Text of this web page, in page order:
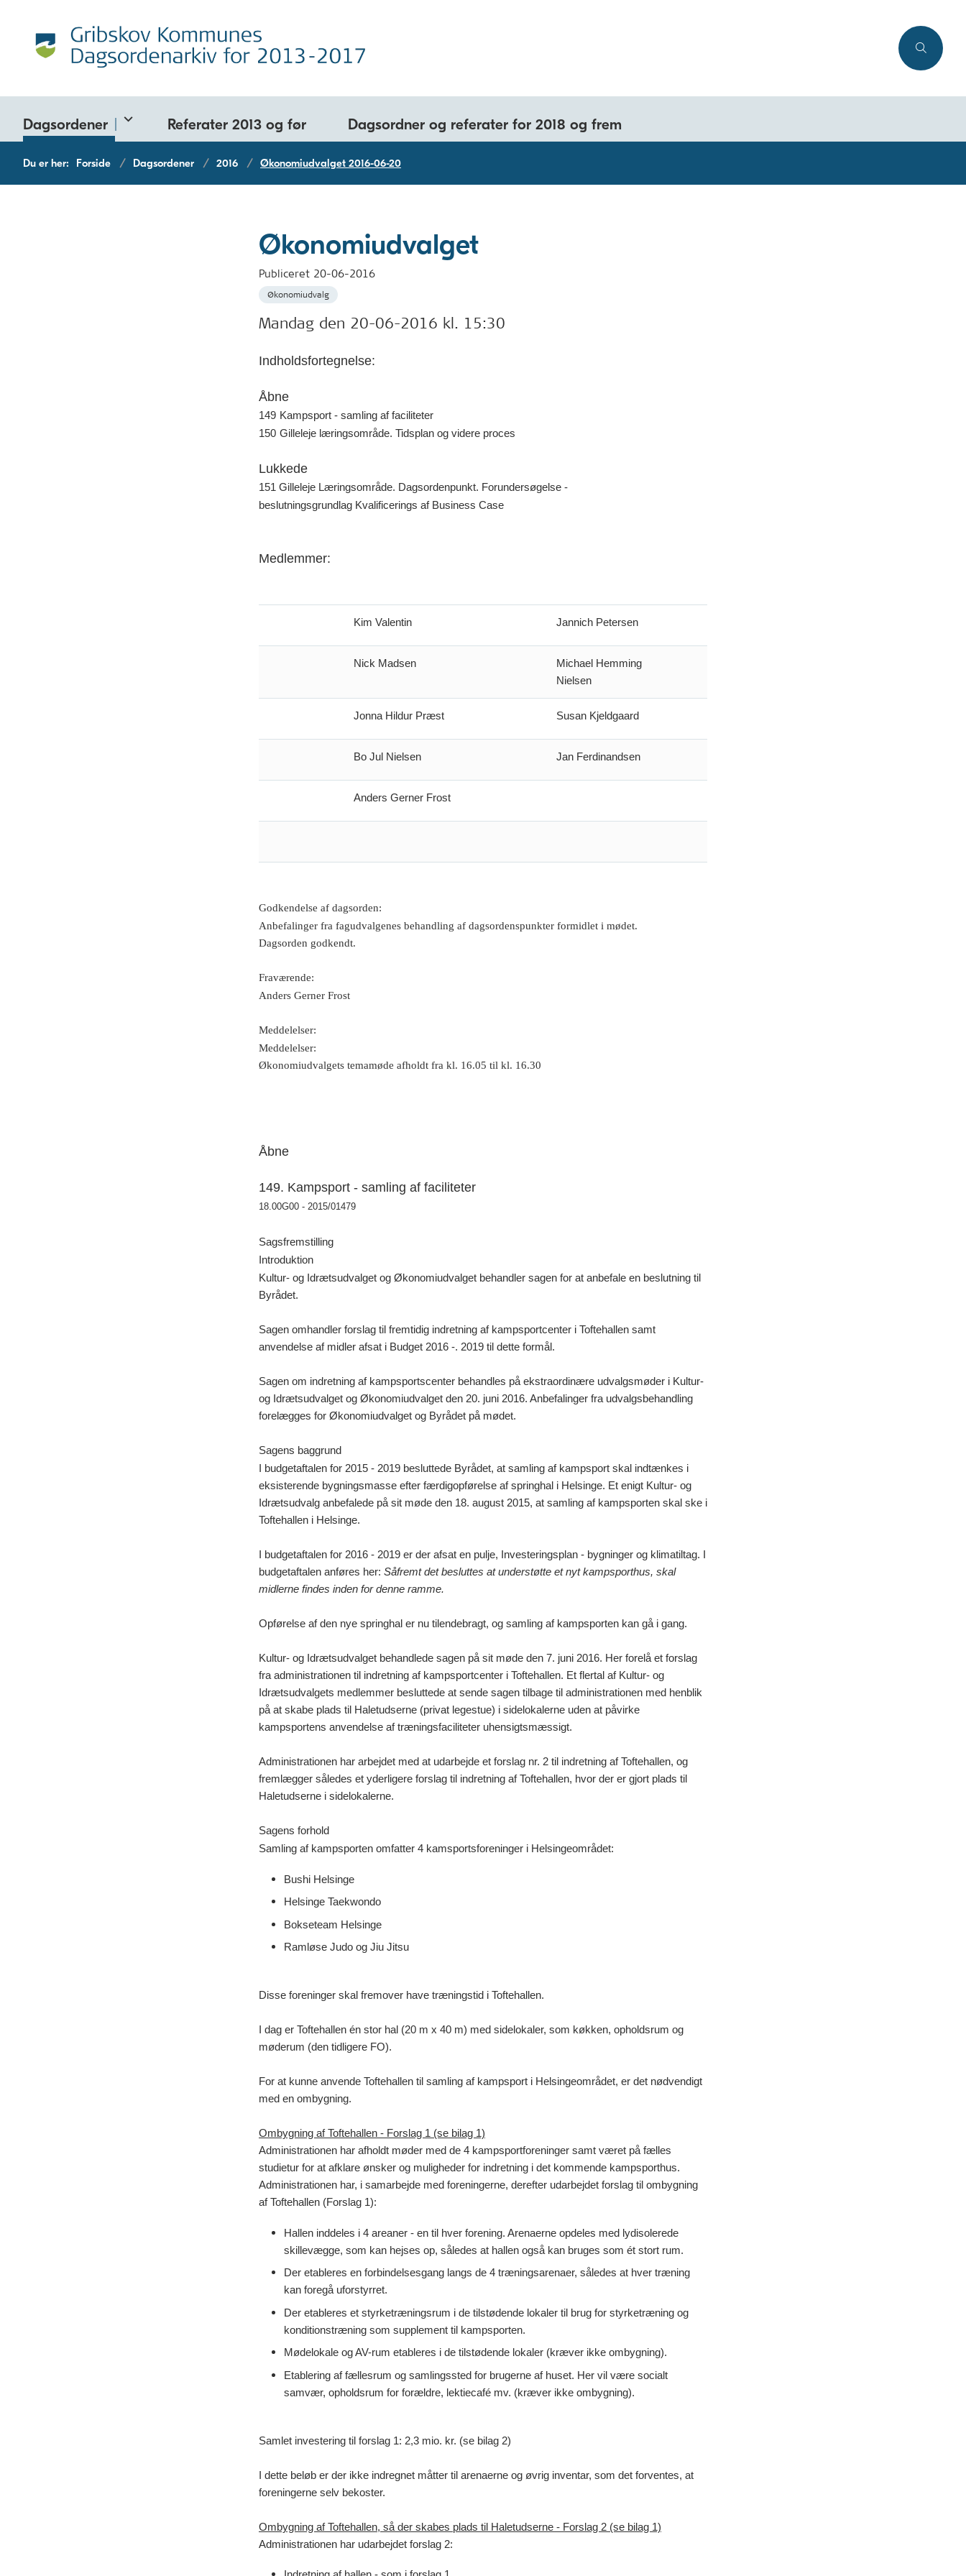
Dagsordener Referater 2013 og før Dagsordner og referater for 2018 og frem
Du er her: Forside Dagsordener 2016 Økonomiudvalget 2016-06-20
Økonomiudvalget
Publiceret 20-06-2016
Økonomiudvalg
Mandag den 20-06-2016 kl. 15:30
Indholdsfortegnelse:
Åbne
149 Kampsport - samling af faciliteter
150 Gilleleje læringsområde. Tidsplan og videre proces
Lukkede
151 Gilleleje Læringsområde. Dagsordenpunkt. Forundersøgelse -
beslutningsgrundlag Kvalificerings af Business Case
Medlemmer:
Kim Valentin Jannich Petersen
Nick Madsen
Michael Hemming
Nielsen
Jonna Hildur Præst Susan Kjeldgaard
Bo Jul Nielsen Jan Ferdinandsen
Anders Gerner Frost
Godkendelse af dagsorden:
Anbefalinger fra fagudvalgenes behandling af dagsordenspunkter formidlet i mødet.
Dagsorden godkendt.
Fraværende:
Anders Gerner Frost
Meddelelser:
Meddelelser:
Økonomiudvalgets temamøde afholdt fra kl. 16.05 til kl. 16.30
Åbne
149. Kampsport - samling af faciliteter
18.00G00 - 2015/01479
Sagsfremstilling
Introduktion
Kultur- og Idrætsudvalget og Økonomiudvalget behandler sagen for at anbefale en beslutning til
Byrådet.
Sagen omhandler forslag til fremtidig indretning af kampsportcenter i Toftehallen samt
anvendelse af midler afsat i Budget 2016 -. 2019 til dette formål.
Sagen om indretning af kampsportscenter behandles på ekstraordinære udvalgsmøder i Kultur-
og Idrætsudvalget og Økonomiudvalget den 20. juni 2016. Anbefalinger fra udvalgsbehandling
forelægges for Økonomiudvalget og Byrådet på mødet.
Sagens baggrund
I budgetaftalen for 2015 - 2019 besluttede Byrådet, at samling af kampsport skal indtænkes i
eksisterende bygningsmasse efter færdigopførelse af springhal i Helsinge. Et enigt Kultur- og
Idrætsudvalg anbefalede på sit møde den 18. august 2015, at samling af kampsporten skal ske i
Toftehallen i Helsinge.
I budgetaftalen for 2016 - 2019 er der afsat en pulje, Investeringsplan - bygninger og klimatiltag. I
budgetaftalen anføres her: Såfremt det besluttes at understøtte et nyt kampsporthus, skal
midlerne findes inden for denne ramme.
Opførelse af den nye springhal er nu tilendebragt, og samling af kampsporten kan gå i gang.
Kultur- og Idrætsudvalget behandlede sagen på sit møde den 7. juni 2016. Her forelå et forslag
fra administrationen til indretning af kampsportcenter i Toftehallen. Et flertal af Kultur- og
Idrætsudvalgets medlemmer besluttede at sende sagen tilbage til administrationen med henblik
på at skabe plads til Haletudserne (privat legestue) i sidelokalerne uden at påvirke
kampsportens anvendelse af træningsfaciliteter uhensigtsmæssigt.
Administrationen har arbejdet med at udarbejde et forslag nr. 2 til indretning af Toftehallen, og
fremlægger således et yderligere forslag til indretning af Toftehallen, hvor der er gjort plads til
Haletudserne i sidelokalerne.
Sagens forhold
Samling af kampsporten omfatter 4 kamsportsforeninger i Helsingeområdet:
Bushi Helsinge
Helsinge Taekwondo
Bokseteam Helsinge
Ramløse Judo og Jiu Jitsu
Disse foreninger skal fremover have træningstid i Toftehallen.
I dag er Toftehallen én stor hal (20 m x 40 m) med sidelokaler, som køkken, opholdsrum og
møderum (den tidligere FO).
For at kunne anvende Toftehallen til samling af kampsport i Helsingeområdet, er det nødvendigt
med en ombygning.
Ombygning af Toftehallen - Forslag 1 (se bilag 1)
Administrationen har afholdt møder med de 4 kampsportforeninger samt været på fælles
studietur for at afklare ønsker og muligheder for indretning i det kommende kampsporthus.
Administrationen har, i samarbejde med foreningerne, derefter udarbejdet forslag til ombygning
af Toftehallen (Forslag 1):
Hallen inddeles i 4 areaner - en til hver forening. Arenaerne opdeles med lydisolerede
skillevægge, som kan hejses op, således at hallen også kan bruges som ét stort rum.
Der etableres en forbindelsesgang langs de 4 træningsarenaer, således at hver træning
kan foregå uforstyrret.
Der etableres et styrketræningsrum i de tilstødende lokaler til brug for styrketræning og
konditionstræning som supplement til kampsporten.
Mødelokale og AV-rum etableres i de tilstødende lokaler (kræver ikke ombygning).
Etablering af fællesrum og samlingssted for brugerne af huset. Her vil være socialt
samvær, opholdsrum for forældre, lektiecafé mv. (kræver ikke ombygning).
Samlet investering til forslag 1: 2,3 mio. kr. (se bilag 2)
I dette beløb er der ikke indregnet måtter til arenaerne og øvrig inventar, som det forventes, at
foreningerne selv bekoster.
Ombygning af Toftehallen, så der skabes plads til Haletudserne - Forslag 2 (se bilag 1)
Administrationen har udarbejdet forslag 2: